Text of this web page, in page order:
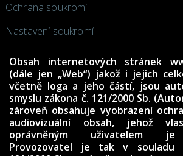
Ochrana soukromí
Nastavení soukromí
Obsah internetových stránek
(dále jen „Web“) jakož i jejich
včetně loga a jeho částí, jsou
smyslu zákona č. 121/2000 Sb.
zároveň obsahuje vyobrazení
audiovizuální obsah, jehož
oprávněným uživatelem je
Provozovatel je tak v souladu